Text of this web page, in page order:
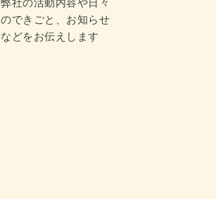
のできごと、お知らせ
などをお伝えします